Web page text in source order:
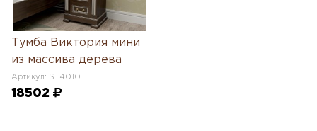
Тумба Виктория мини
из массива дерева
Артикул: ST4010
18502